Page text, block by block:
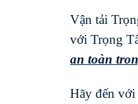
Vận tải
với Trọng
an toàn
Hãy đến với